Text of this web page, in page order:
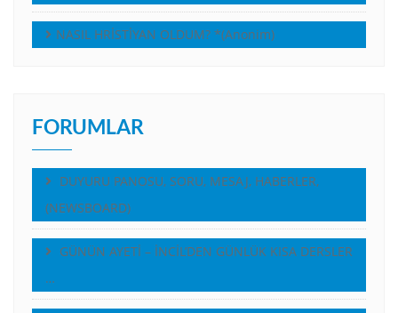
NASIL HRİSTİYAN OLDUM? *(Anonim)
FORUMLAR
DUYURU PANOSU, SORU, MESAJ, HABERLER,
(NEWSBOARD)
GÜNÜN AYETİ – İNCİL’DEN GÜNLÜK KISA DERSLER
…